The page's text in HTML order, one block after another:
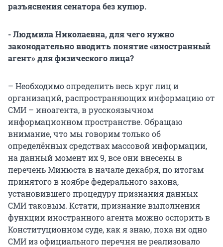
разъяснения сенатора без купюр.
- Людмила Николаевна, для чего нужно
законодательно вводить понятие «иностранный
агент» для физического лица?
– Необходимо определить весь круг лиц и
организаций, распространяющих информацию от
СМИ – иноагента, в русскоязычном
информационном пространстве. Обращаю
внимание, что мы говорим только об
определённых средствах массовой информации,
на данный момент их 9, все они внесены в
перечень Минюста в начале декабря, по итогам
принятого в ноябре федерального закона,
установившего процедуру признания данных
СМИ таковым. Кстати, признание выполнения
функции иностранного агента можно оспорить в
Конституционном суде, как я знаю, пока ни одно
СМИ из официального перечня не реализовало